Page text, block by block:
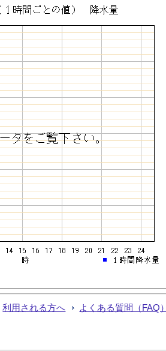
利用される方へ よくある質問（FAQ）